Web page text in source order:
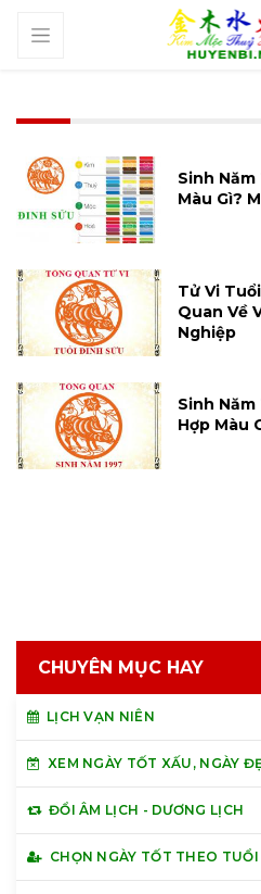
Sinh
Màu Gì?
Tử Vi
Quan Về
Nghiệp
Sinh Năm
Hợp Màu
CHUYÊN MỤC HAY
LỊCH VẠN NIÊN
XEM NGÀY TỐT XẤU, NGÀY
ĐỔI ÂM LỊCH - DƯƠNG LỊCH
CHỌN NGÀY TỐT THEO TUỔI